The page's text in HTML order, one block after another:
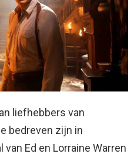
liefhebbers van
bedreven zijn in
Ed en Lorraine Warren